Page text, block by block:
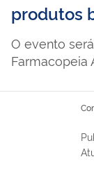
produtos
O evento
Farmacopeia